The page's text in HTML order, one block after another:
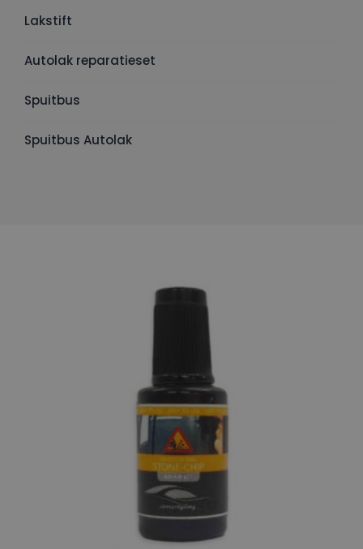
Lakstift
Autolak reparatieset
Spuitbus
Spuitbus Autolak